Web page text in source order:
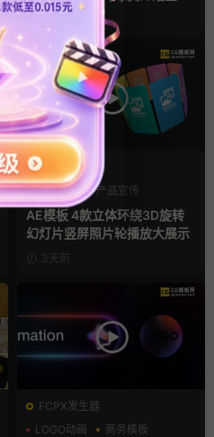
视频AE模板
AE模板
产品介绍
产品宣传
产品展示
AE模板 4款立体环绕3D旋转
幻灯片竖屏照片轮播放大展示
3天前
FCPX发生器
LOGO动画
商务模板